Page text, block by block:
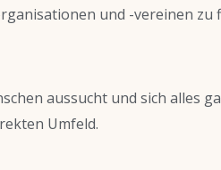
und -vereinen zu
aussucht und sich alles
Umfeld.